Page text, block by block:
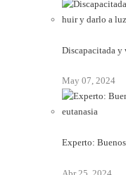
Discapacitada y
May 07, 2024
Experto: